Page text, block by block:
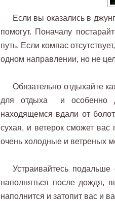
Если вы оказались в
помогут. Поначалу
путь. Если компас
одном направлении, но не
Обязательно отдыхайте
для отдыха и особенно
находящемся вдали от
сухая, и ветерок сможет
очень холодные и ветреных
Устраивайтесь
наполняться после дождя,
наполнится и затопит вас и